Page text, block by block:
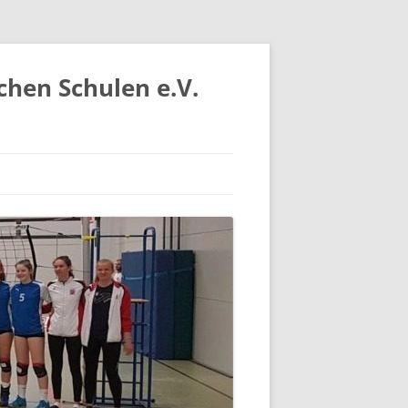
Schulen e.V.